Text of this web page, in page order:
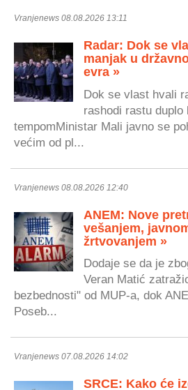
Vranjenews 08.08.2026 13:11
Radar: Dok se
manjak u
evra »
Dok se vlast hvali
rashodi rastu duplo
tempomMinistar Mali javno se
većim od pl...
Vranjenews 08.08.2026 12:40
ANEM: Nove
vešanjem,
žrtvovanjem »
Dodaje se da je
Veran Matić
bezbednosti" od MUP-a, dok
Poseb...
Vranjenews 07.08.2026 14:02
SRCE: Kako će